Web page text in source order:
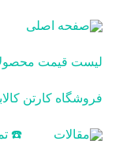
صفحه اصلی
لیست قیمت
فروشگاه کارتن
مقالات ☎️